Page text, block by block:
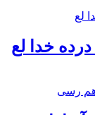
خدا لع